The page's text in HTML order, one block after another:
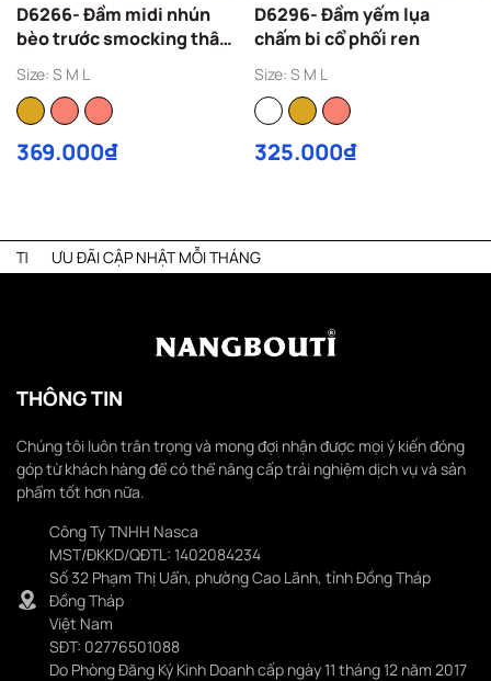
D6266- Đầm midi nhún
bèo trước smocking thân
sau
Size: S M L
369.000₫
D6296- Đầm yếm lụa
chấm bi cổ phối ren
Size: S M L
325.000₫
NHẬT MỖI THÁNG
THÔNG TIN
Chúng tôi luôn trân trọng và mong đợi nhận được mọi ý kiến đóng
góp từ khách hàng để có thể nâng cấp trải nghiệm dịch vụ và sản
phẩm tốt hơn nữa.
Công Ty TNHH Nasca
MST/ĐKKD/QĐTL: 1402084234
Số 32 Phạm Thị Uẩn, phường Cao Lãnh, tỉnh Đồng Tháp
Đồng Tháp
Việt Nam
SĐT: 02776501088
Do Phòng Đăng Ký Kinh Doanh cấp ngày 11 tháng 12 năm 2017